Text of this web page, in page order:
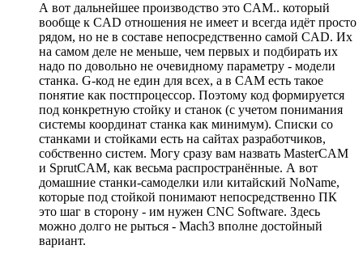
А вот дальнейшее производство это CAM.. который
вообще к CAD отношения не имеет и всегда идёт просто
рядом, но не в составе непосредственно самой CAD. Их
на самом деле не меньше, чем первых и подбирать их
надо по довольно не очевидному параметру - модели
станка. G-код не един для всех, а в CAM есть такое
понятие как постпроцессор. Поэтому код формируется
под конкретную стойку и станок (с учетом понимания
системы координат станка как минимум). Списки со
станками и стойками есть на сайтах разработчиков,
собственно систем. Могу сразу вам назвать MasterCAM
и SprutCAM, как весьма распространённые. А вот
домашние станки-самоделки или китайский NoName,
которые под стойкой понимают непосредственно ПК
это шаг в сторону - им нужен CNC Software. Здесь
можно долго не рыться - Mach3 вполне достойный
вариант.